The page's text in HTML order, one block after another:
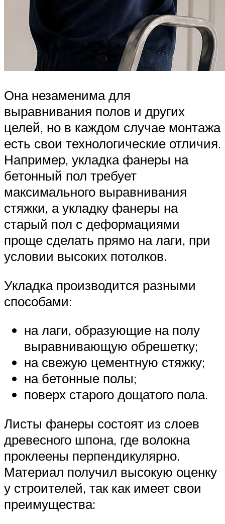
Она незаменима для
выравнивания полов и других
целей, но в каждом случае монтажа
есть свои технологические отличия.
Например, укладка фанеры на
бетонный пол требует
максимального выравнивания
стяжки, а укладку фанеры на
старый пол с деформациями
проще сделать прямо на лаги, при
условии высоких потолков.
Укладка производится разными
способами:
на лаги, образующие на полу
выравнивающую обрешетку;
на свежую цементную стяжку;
на бетонные полы;
поверх старого дощатого пола.
Листы фанеры состоят из слоев
древесного шпона, где волокна
проклеены перпендикулярно.
Материал получил высокую оценку
у строителей, так как имеет свои
преимущества: